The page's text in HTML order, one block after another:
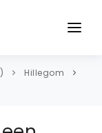
Hillegom